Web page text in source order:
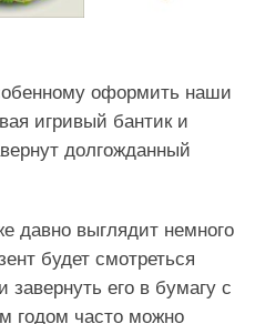
оформить наши
игривый бантик и
долгожданный
давно выглядит немного
будет смотреться
завернуть его в бумагу с
годом часто можно